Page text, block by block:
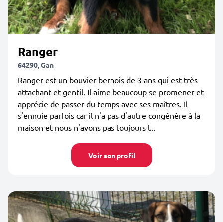
Ranger
64290, Gan
Ranger est un bouvier bernois de 3 ans qui est très
attachant et gentil. Il aime beaucoup se promener et
apprécie de passer du temps avec ses maîtres. Il
s'ennuie parfois car il n'a pas d'autre congénère à la
maison et nous n'avons pas toujours l...
Voir son profil